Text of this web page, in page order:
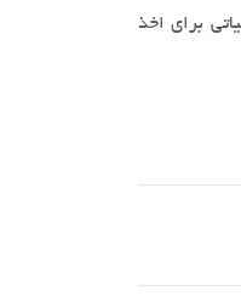
امور مالیاتی برای اخذ